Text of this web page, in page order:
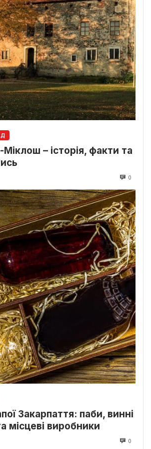
– історія, факти та
0
Закарпаття: паби, винні
місцеві виробники
0